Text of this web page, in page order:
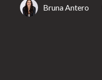
Bruna Antero